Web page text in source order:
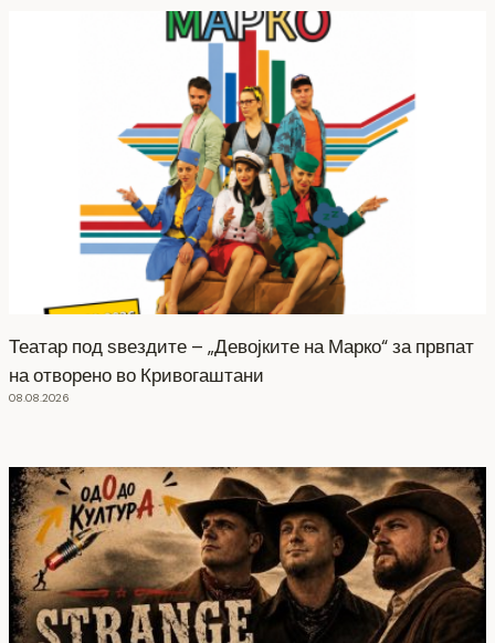
Театар под ѕвездите – „Девојките на Марко“ за првпат
на отворено во Кривогаштани
08.08.2026